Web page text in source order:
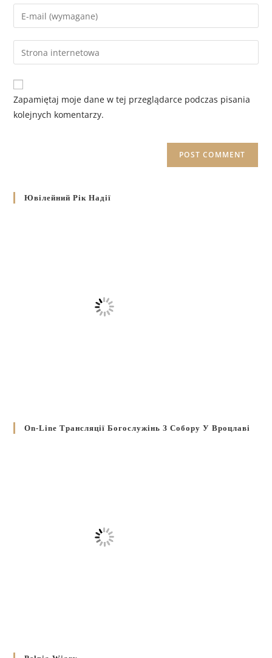
Zapamiętaj moje dane w tej przeglądarce podczas pisania
kolejnych komentarzy.
Ювілейний Рік Надії
On-Line Трансляції Богослужінь З Собору У Вроцлаві